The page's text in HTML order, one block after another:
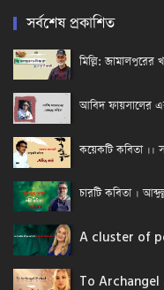
সর্বশেষ প্রকাশিত
মিল্লি: জামালপুরের
আবিদ ফায়সালের
কয়েকটি কবিতা ।।
চারটি কবিতা ।
A cluster of
To